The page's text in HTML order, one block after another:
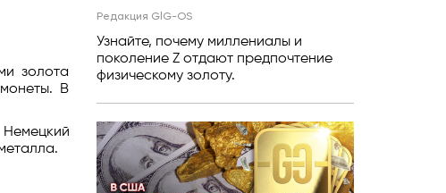
золота
В
Редакция GlG-OS
Узнайте, почему миллениалы и
поколение Z отдают предпочтение
физическому золоту.